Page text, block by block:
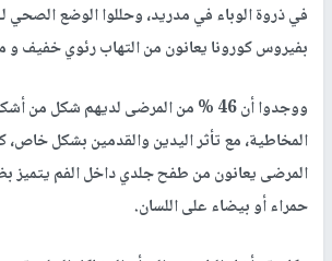
بفيروس كورونا يعانون من التهاب رئوي خفيف
المرضى يعانون من طفح جلدي داخل الفم يتميز
حمراء أو بيضاء على اللسان.